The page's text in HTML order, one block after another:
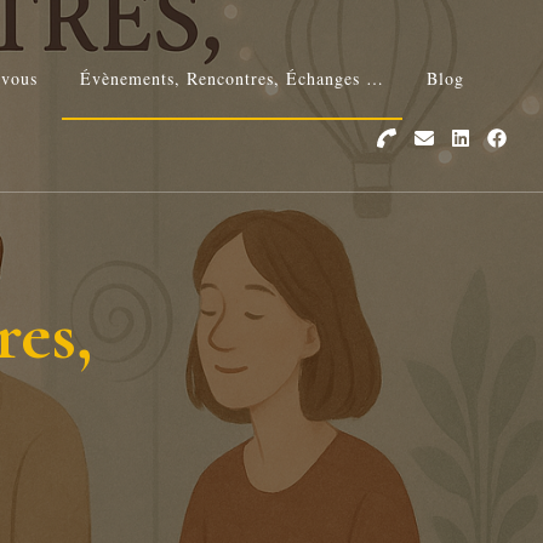
Évènements, Rencontres, Échanges … Blog